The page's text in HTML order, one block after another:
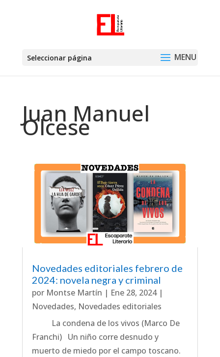
Seleccionar página
Juan Manuel
Olcese
Novedades editoriales febrero de
2024: novela negra y criminal
por Montse Martín | Ene 28, 2024|
Novedades, Novedades editoriales
La condena de los vivos (Marco De
Franchi) Un niño corre desnudo y
muerto de miedo por el campo toscano.